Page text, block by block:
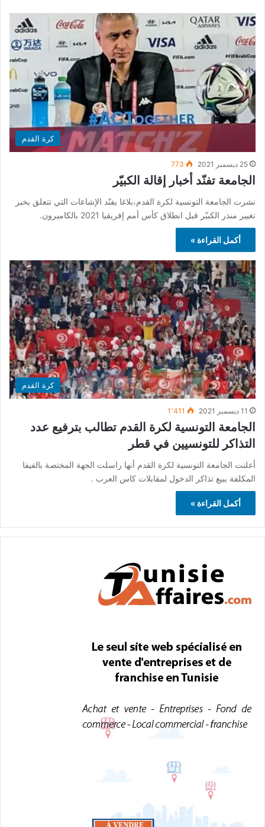
كرة القدم
25 ديسمبر 2021 773
الجامعة تفنّد أخبار إقالة الكبيّر
نشرت الجامعة التونسية لكرة القدم،بلاغا يفنّد الإشاعات التي تتعلق بخبر
تغيير منذر الكبيّر قبل انطلاق كأس أمم إفريقيا 2021 بالكاميرون.
أكمل القراءة »
كرة القدم
11 ديسمبر 2021 1٬411
الجامعة التونسية لكرة القدم تطالب بترفيع عدد
التذاكر للتونسيين في قطر
أعلنت الجامعة التونسية لكرة القدم أنها راسلت الجهة المختصة بالفيفا
المكلفة ببيع تذاكر الدخول لمقابلات كاس العرب .
أكمل القراءة »